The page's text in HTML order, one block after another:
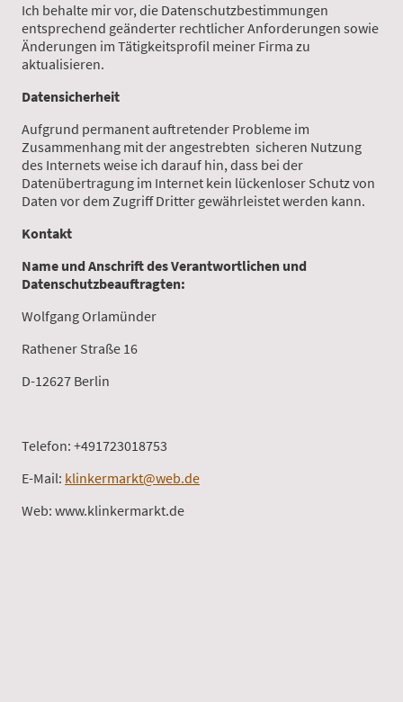
Ich behalte mir vor, die Datenschutzbestimmungen
entsprechend geänderter rechtlicher Anforderungen sowie
Änderungen im Tätigkeitsprofil meiner Firma zu
aktualisieren.
Datensicherheit
Aufgrund permanent auftretender Probleme im
Zusammenhang mit der angestrebten sicheren Nutzung
des Internets weise ich darauf hin, dass bei der
Datenübertragung im Internet kein lückenloser Schutz von
Daten vor dem Zugriff Dritter gewährleistet werden kann.
Kontakt
Name und Anschrift des Verantwortlichen und
Datenschutzbeauftragten:
Wolfgang Orlamünder
Rathener Straße 16
D-12627 Berlin
Telefon: +491723018753
E-Mail: klinkermarkt@web.de
Web: www.klinkermarkt.de